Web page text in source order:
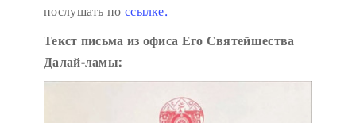
послушать по ссылке.
Текст письма из офиса Его Святейшества
Далай-ламы: